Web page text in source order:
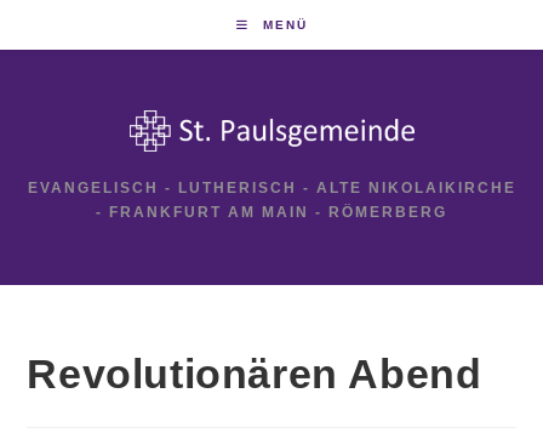
MENÜ
EVANGELISCH - LUTHERISCH - ALTE NIKOLAIKIRCHE
- FRANKFURT AM MAIN - RÖMERBERG
Revolutionären Abend